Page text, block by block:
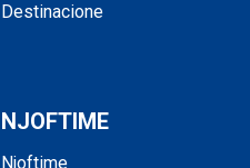
Destinacione
NJOFTIME
Njoftime